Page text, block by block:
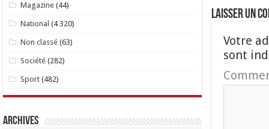
Laisser un
Votre
sont
Magazine (44)
National (4 320)
Non classé (63)
Société (282)
Sport (482)
Archives